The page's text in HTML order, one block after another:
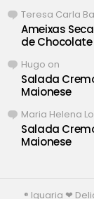
Teresa Carla
Ameixas
de
Hugo on
Salada
Maionese
Maria Helena
Salada
Maionese
® Iguaria ❤